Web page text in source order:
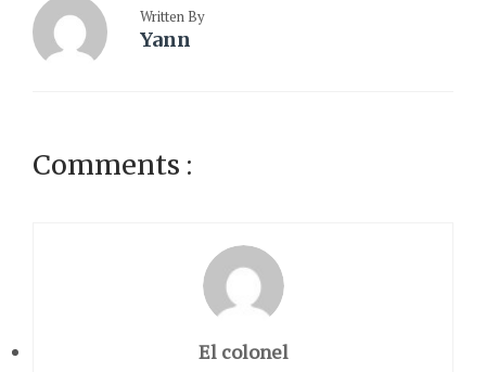
Written By
Yann
Comments :
El colonel